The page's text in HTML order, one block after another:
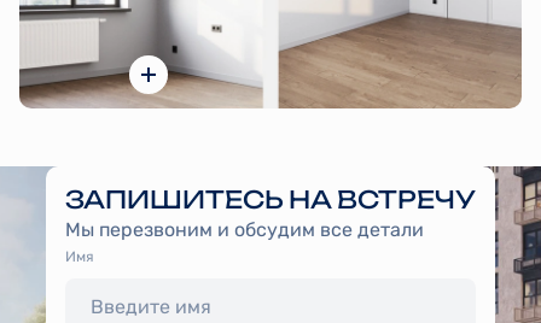
ЗАПИШИТЕСЬ НА ВСТРЕЧУ
Мы перезвоним и обсудим все детали
Имя